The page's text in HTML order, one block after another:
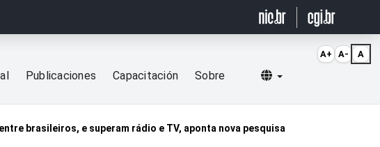
Publicaciones Capacitación Sobre Selecionar idioma
brasileiros, e superam rádio e TV, aponta nova pesquisa
A+ A- A